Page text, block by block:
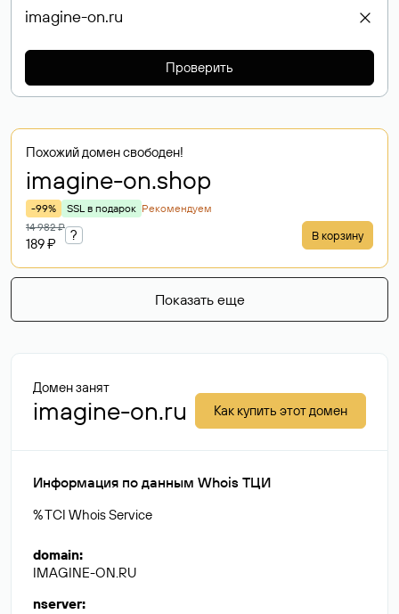
Проверить
Похожий домен свободен!
imagine-on.shop
-99% SSL в подарок Рекомендуем
14 982 ₽
189 ₽
? В корзину
Показать еще
Домен занят
imagine-on.ru Как купить этот домен
Информация по данным Whois ТЦИ
% TCI Whois Service
domain:
IMAGINE-ON.RU
nserver: